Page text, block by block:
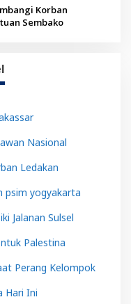
Korban
Sembako
Nasional
Ledakan
psim yogyakarta
Jalanan Sulsel
Palestina
Perang Kelompok
Hari Ini